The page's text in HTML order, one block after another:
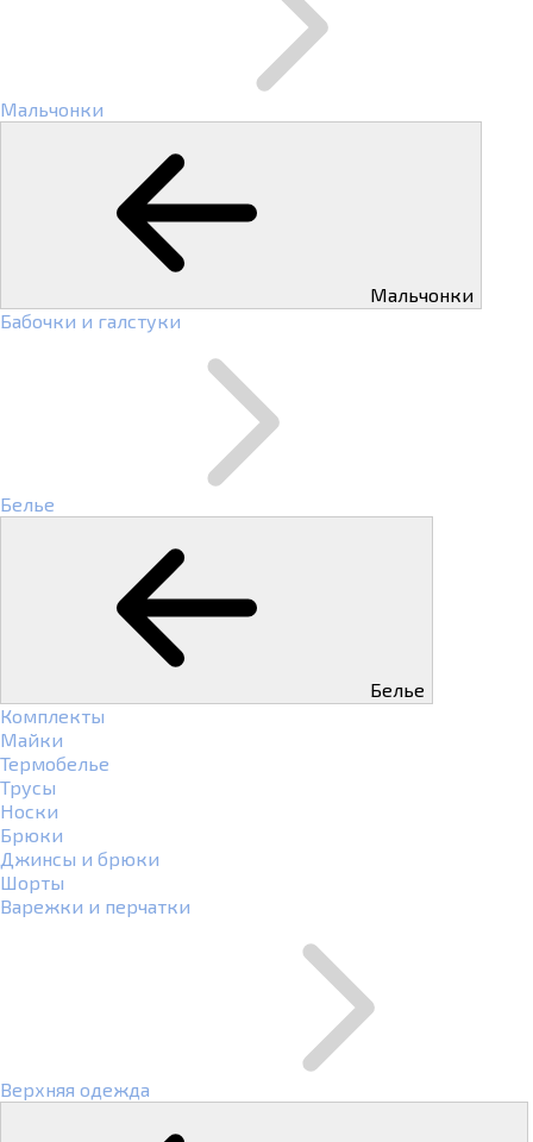
Мальчонки
Мальчонки
Бабочки и галстуки
Белье
Белье
Комплекты
Майки
Термобелье
Трусы
Носки
Брюки
Джинсы и брюки
Шорты
Варежки и перчатки
Верхняя одежда